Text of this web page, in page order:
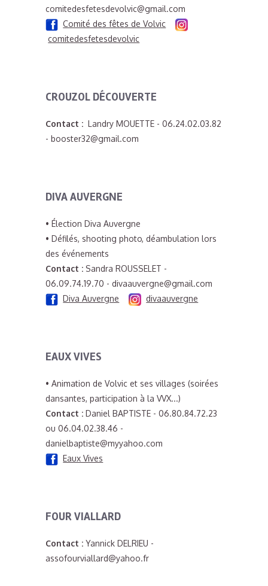
comitedesfetesdevolvic@gmail.com
Comité des fêtes de Volvic
comitedesfetesdevolvic
CROUZOL DÉCOUVERTE
Contact : Landry MOUETTE - 06.24.02.03.82
- booster32@gmail.com
DIVA AUVERGNE
• Élection Diva Auvergne
• Défilés, shooting photo, déambulation lors
des événements
Contact : Sandra ROUSSELET -
06.09.74.19.70 - divaauvergne@gmail.com
Diva Auvergne
divaauvergne
EAUX VIVES
• Animation de Volvic et ses villages (soirées
dansantes, participation à la VVX...)
Contact :Daniel BAPTISTE - 06.80.84.72.23
ou 06.04.02.38.46 -
danielbaptiste@myyahoo.com
Eaux Vives
FOUR VIALLARD
Contact :Yannick DELRIEU -
assofourviallard@yahoo.fr